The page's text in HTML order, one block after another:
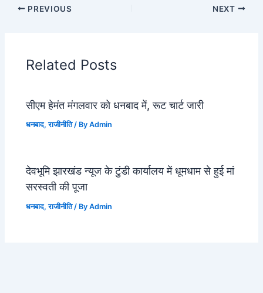
PREVIOUS NEXT
Related Posts
सीएम हेमंत मंगलवार को धनबाद में, रूट चार्ट जारी
धनबाद,राजीनीति/ ByAdmin
देवभूमि झारखंड न्यूज के टुंडी कार्यालय में धूमधाम से हुई मां
सरस्वती की पूजा
धनबाद,राजीनीति/ ByAdmin